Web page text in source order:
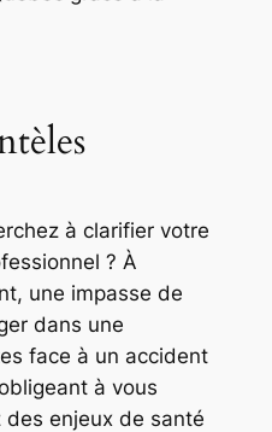
à clarifier votre
? À
une impasse de
dans une
face à un accident
à vous
enjeux de santé